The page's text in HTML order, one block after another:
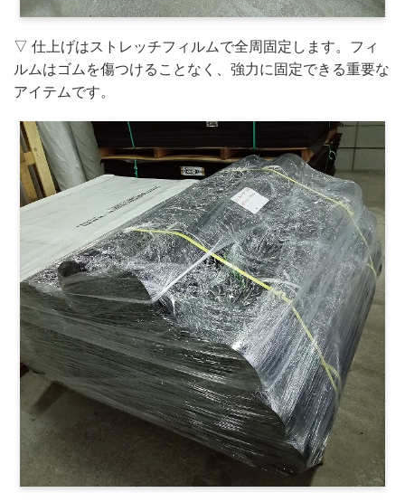
▽ 仕上げはストレッチフィルムで全周固定します。フィ
ルムはゴムを傷つけることなく、強力に固定できる重要な
アイテムです。